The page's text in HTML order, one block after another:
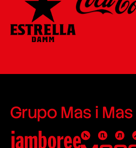
Grupo Mas i Mas